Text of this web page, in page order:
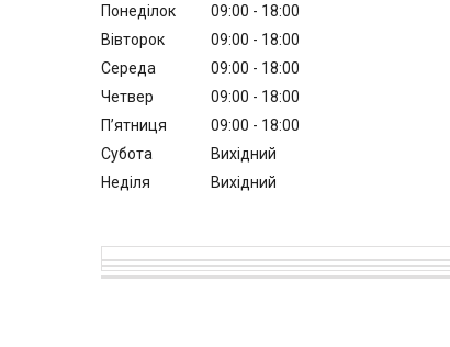
Понеділок 09:00
18:00
Вівторок
09:00
18:00
Середа
09:00
18:00
Четвер
09:00
18:00
Пʼятниця
09:00
18:00
Субота
Вихідний
Неділя
Вихідний